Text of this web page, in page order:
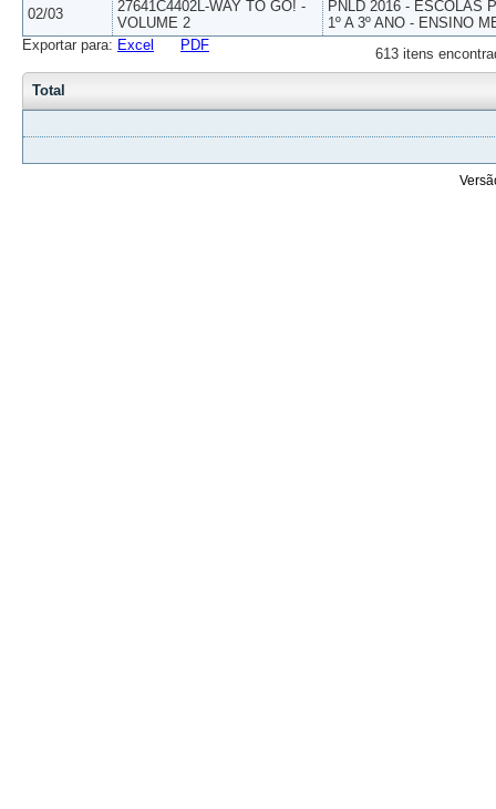
02/03
27641C4402L-WAY TO GO! -
VOLUME 2
PNLD 2016 - ESCOLAS
1º A 3º ANO - ENSINO
613 itens
Exportar para: Excel PDF
Total